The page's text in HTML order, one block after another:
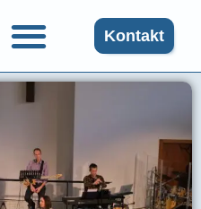
Kontakt